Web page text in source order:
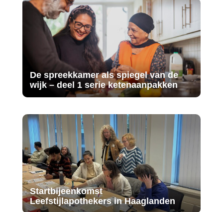
De spreekkamer als spiegel van de
wijk – deel 1 serie ketenaanpakken
Startbijeenkomst
Leefstijlapothekers in Haaglanden